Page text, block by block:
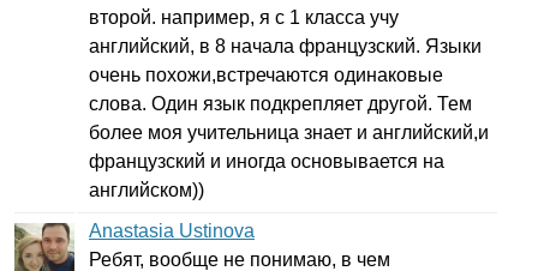
второй. например, я с 1 класса учу
английский, в 8 начала французский. Языки
очень похожи,встречаются одинаковые
слова. Один язык подкрепляет другой. Тем
более моя учительница знает и английский,и
французский и иногда основывается на
английском))
Anastasia Ustinova
Ребят, вообще не понимаю, в чем